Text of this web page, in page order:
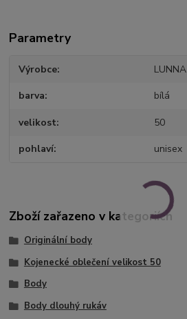
Parametry
Výrobce LUNNA
barva bílá
velikost 50
pohlaví unisex
Zboží zařazeno v kategoriích
Originální body
Kojenecké oblečení velikost 50
Body
Body dlouhý rukáv